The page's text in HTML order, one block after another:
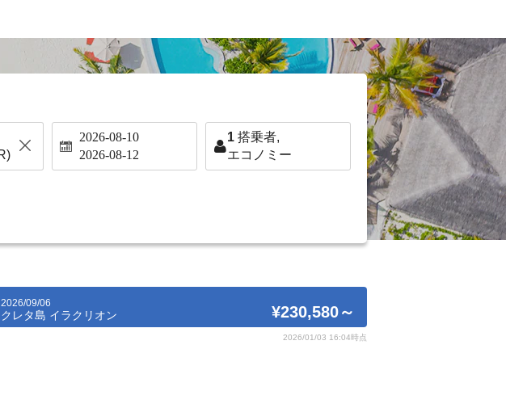
2026-08-10
2026-08-12
1 搭乗者,
エコノミー
2026/09/06
クレタ島 イラクリオン ¥230,580～
2026/01/03 16:04時点